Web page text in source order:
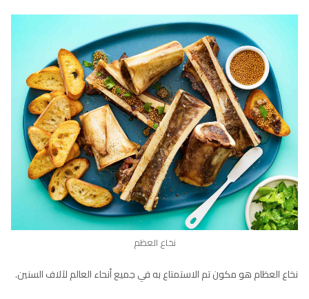
نخاع العظم
نخاع العظام هو مكون تم الاستمتاع به في جميع أنحاء العالم لآلاف السنين.